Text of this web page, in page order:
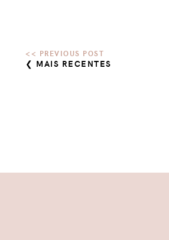
❮ MAIS RECENTES